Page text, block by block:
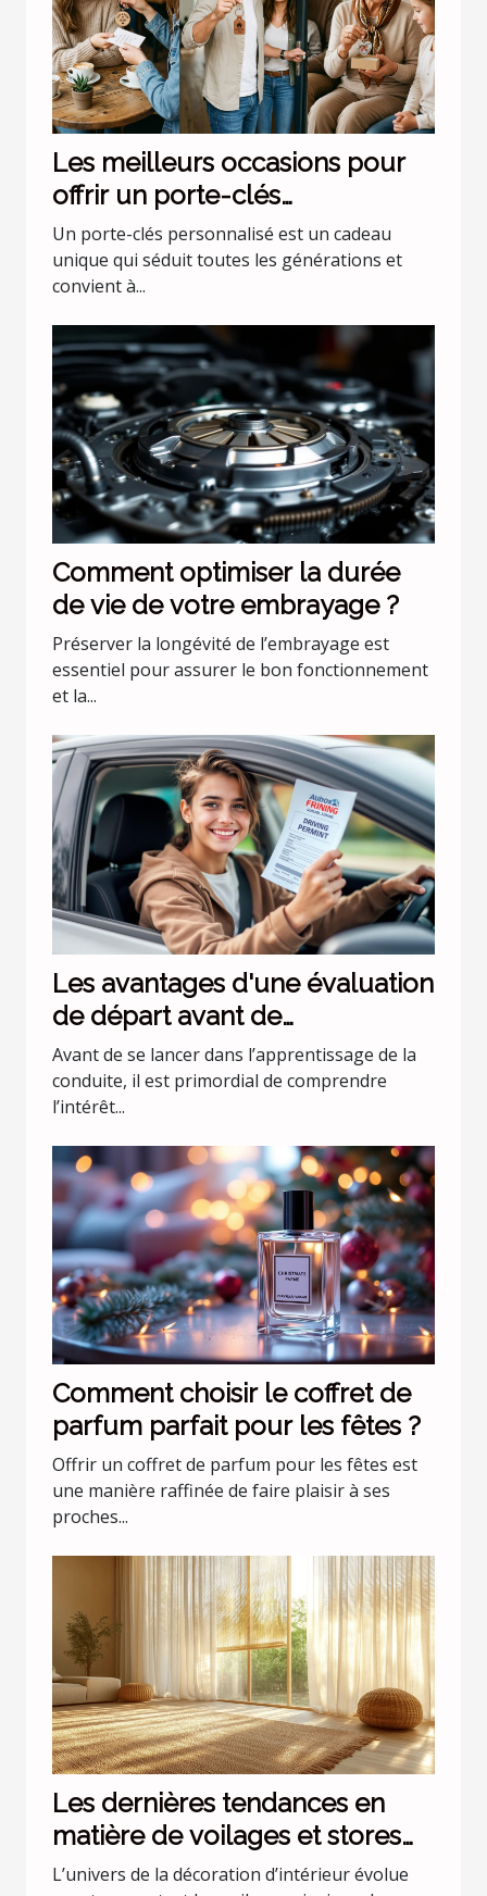
Les meilleurs occasions pour
offrir un porte-clés
personnalisé
Un porte-clés personnalisé est un cadeau
unique qui séduit toutes les générations et
convient à...
Comment optimiser la durée
de vie de votre embrayage ?
Préserver la longévité de l’embrayage est
essentiel pour assurer le bon fonctionnement
et la...
Les avantages d'une évaluation
de départ avant de
commencer les leçons de
conduite
Avant de se lancer dans l’apprentissage de la
conduite, il est primordial de comprendre
l’intérêt...
Comment choisir le coffret de
parfum parfait pour les fêtes ?
Offrir un coffret de parfum pour les fêtes est
une manière raffinée de faire plaisir à ses
proches...
Les dernières tendances en
matière de voilages et stores
pour intérieurs
L’univers de la décoration d’intérieur évolue